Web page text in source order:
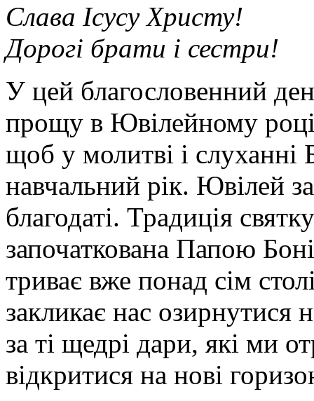
Слава Ісусу Христу!
Дорогі брати і сестри!
У цей благословенний
прощу в Ювілейному
щоб у молитві і
навчальний рік. Ювілей
благодаті. Традиція
започаткована Папою
триває вже понад сім
закликає нас
за ті щедрі дари, які ми
відкритися на нові